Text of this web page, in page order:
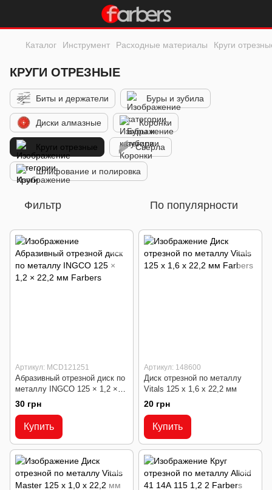
Каталог Инструмент Расходные материалы Круги
КРУГИ ОТРЕЗНЫЕ
Биты и держатели Буры и зубила
Диски алмазные Коронки
Круги отрезные Сверла
Шлифование и полировка
Фильтр По популярности
Артикул: MCD121251
Абразивный отрезной диск по
металлу INGCO 125 × 1,2 ×
22,2 мм
30 грн
Купить
Артикул: 148600
Диск отрезной по металлу
Vitals 125 х 1,6 х 22,2 мм
20 грн
Купить